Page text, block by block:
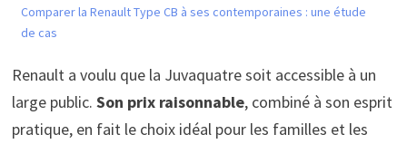
Comparer la Renault Type CB à ses contemporaines : une étude
de cas
Renault a voulu que la Juvaquatre soit accessible à un
large public. Son prix raisonnable, combiné à son esprit
pratique, en fait le choix idéal pour les familles et les